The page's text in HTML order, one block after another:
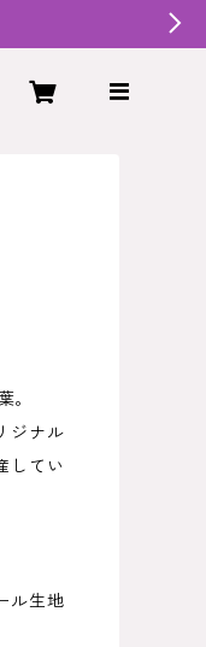
。
ジナル
してい
ル生地